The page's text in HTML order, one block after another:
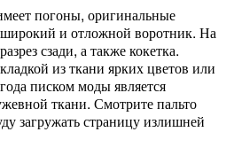
погоны, оригинальные
и отложной воротник. На
сзади, а также кокетка.
из ткани ярких цветов или
писком моды является
ткани. Смотрите пальто
загружать страницу излишней